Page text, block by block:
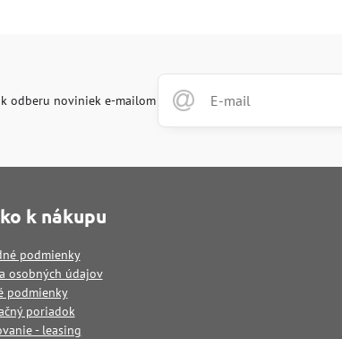
odberu noviniek e-mailom
k nákupu
podmienky
osobných údajov
podmienky
poriadok
- leasing